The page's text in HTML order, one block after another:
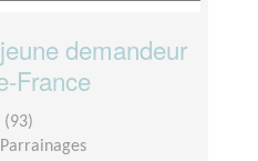
demandeur
France
(93)